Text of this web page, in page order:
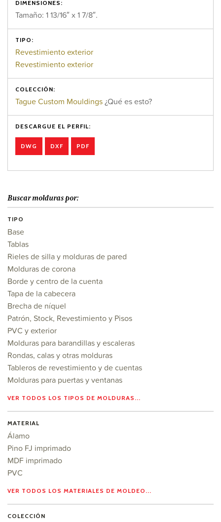
DIMENSIONES:
Tamaño: 1 13/16″ x 1 7/8″.
TIPO:
Revestimiento exterior
Revestimiento exterior
COLECCIÓN:
Tague Custom Mouldings¿Qué es esto?
DESCARGUE EL PERFIL:
DWG DXF PDF
Buscar molduras por:
TIPO
Base
Tablas
Rieles de silla y molduras de pared
Molduras de corona
Borde y centro de la cuenta
Tapa de la cabecera
Brecha de níquel
Patrón, Stock, Revestimiento y Pisos
PVC y exterior
Molduras para barandillas y escaleras
Rondas, calas y otras molduras
Tableros de revestimiento y de cuentas
Molduras para puertas y ventanas
VER TODOS LOS TIPOS DE MOLDURAS...
MATERIAL
Álamo
Pino FJ imprimado
MDF imprimado
PVC
VER TODOS LOS MATERIALES DE MOLDEO...
COLECCIÓN